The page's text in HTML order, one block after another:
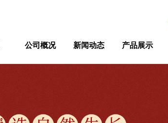
公司概况 新闻动态 产品展示